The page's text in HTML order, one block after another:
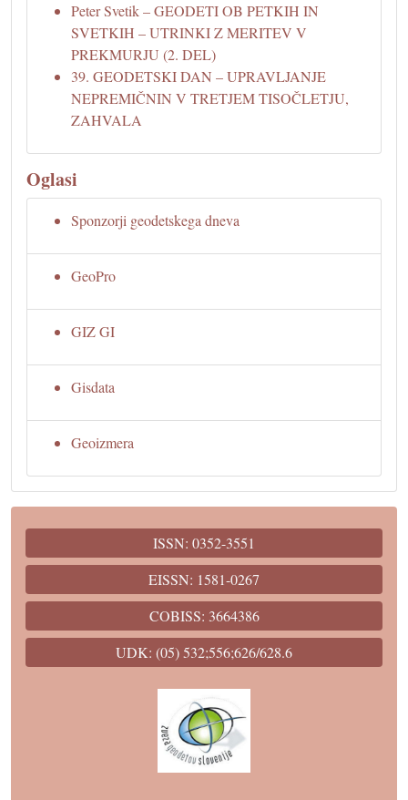
Peter Svetik – GEODETI OB PETKIH IN
SVETKIH – UTRINKI Z MERITEV V
PREKMURJU (2. DEL)
39. GEODETSKI DAN – UPRAVLJANJE
NEPREMIČNIN V TRETJEM TISOČLETJU,
ZAHVALA
Oglasi
Sponzorji geodetskega dneva
GeoPro
GIZ GI
Gisdata
Geoizmera
ISSN: 0352-3551
EISSN: 1581-0267
COBISS: 3664386
UDK: (05) 532;556;626/628.6